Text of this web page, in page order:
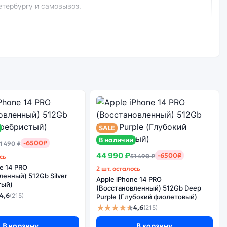
и самовывоз.
(Активированный)
128Gb Black
(Чёрный)
сервисов не гарантируется.
490 ₽ -6500₽
14 PRO
512Gb Silver
(215)
SALE
В наличии
44 990 ₽51 490 ₽ -6500₽
2 шт. осталось
Apple iPhone 14 PRO
(Восстановленный) 512Gb Deep
Purple (Глубокий фиолетовый)
★★★★★4,6(215)